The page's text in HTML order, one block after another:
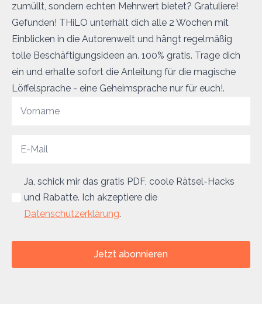
zumüllt, sondern echten Mehrwert bietet? Gratuliere!
Gefunden! THiLO unterhält dich alle 2 Wochen mit
Einblicken in die Autorenwelt und hängt regelmäßig
tolle Beschäftigungsideen an. 100% gratis. Trage dich
ein und erhalte sofort die Anleitung für die magische
Löffelsprache - eine Geheimsprache nur für euch!.
Ja, schick mir das gratis PDF, coole Rätsel-Hacks
und Rabatte. Ich akzeptiere die
Datenschutzerklärung.
Jetzt abonnieren